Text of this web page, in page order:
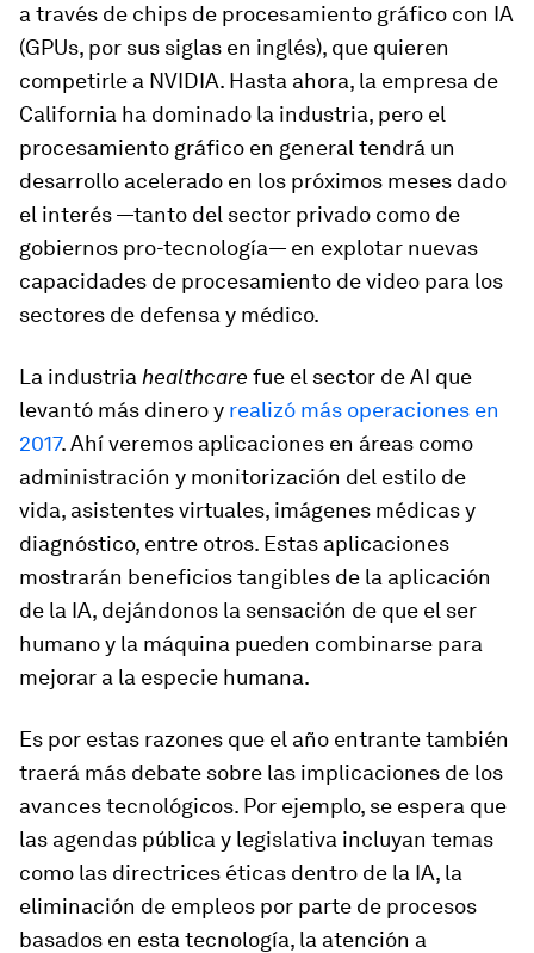
a través de chips de procesamiento gráfico con IA
(GPUs, por sus siglas en inglés), que quieren
competirle a NVIDIA. Hasta ahora, la empresa de
California ha dominado la industria, pero el
procesamiento gráfico en general tendrá un
desarrollo acelerado en los próximos meses dado
el interés —tanto del sector privado como de
gobiernos pro-tecnología— en explotar nuevas
capacidades de procesamiento de video para los
sectores de defensa y médico.
La industria healthcare fue el sector de AI que
levantó más dinero y realizó más operaciones en
2017. Ahí veremos aplicaciones en áreas como
administración y monitorización del estilo de
vida, asistentes virtuales, imágenes médicas y
diagnóstico, entre otros. Estas aplicaciones
mostrarán beneficios tangibles de la aplicación
de la IA, dejándonos la sensación de que el ser
humano y la máquina pueden combinarse para
mejorar a la especie humana.
Es por estas razones que el año entrante también
traerá más debate sobre las implicaciones de los
avances tecnológicos. Por ejemplo, se espera que
las agendas pública y legislativa incluyan temas
como las directrices éticas dentro de la IA, la
eliminación de empleos por parte de procesos
basados en esta tecnología, la atención a